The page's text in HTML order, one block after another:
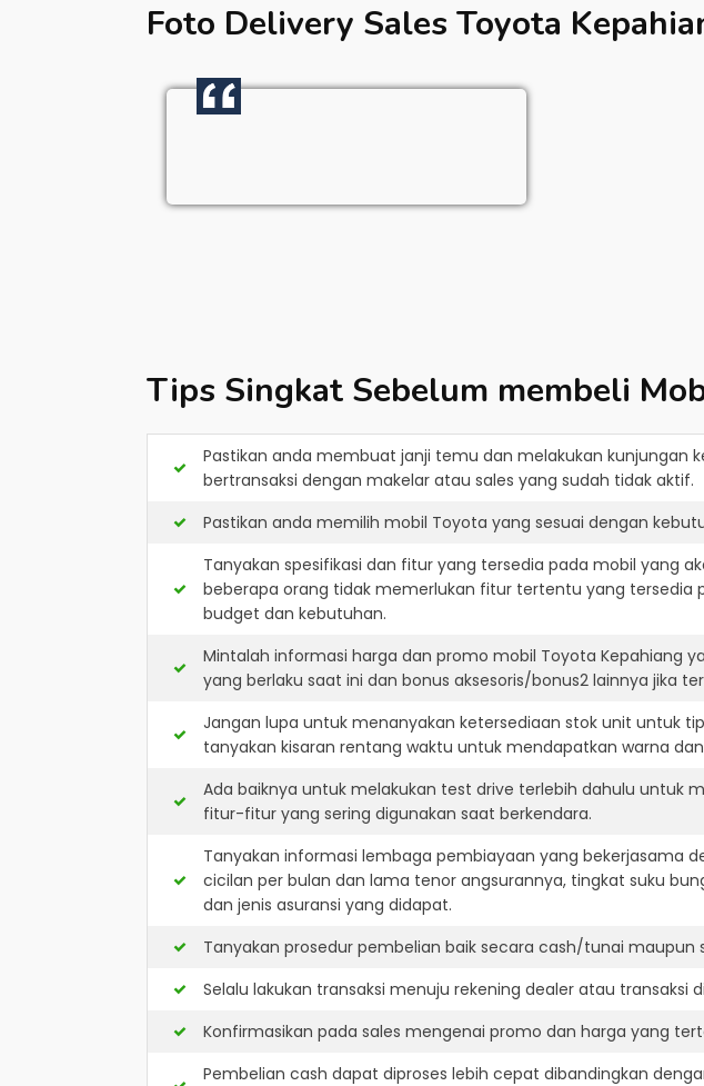
Foto Delivery Sales Toyota
Tips Singkat Sebelum membeli
Pastikan anda membuat janji temu dan melakukan kunjungan
bertransaksi dengan makelar atau sales yang sudah tidak aktif.
Pastikan anda memilih mobil Toyota yang sesuai dengan
Tanyakan spesifikasi dan fitur yang tersedia pada mobil yang
beberapa orang tidak memerlukan fitur tertentu yang
budget dan kebutuhan.
Mintalah informasi harga dan promo mobil Toyota Kepahiang
yang berlaku saat ini dan bonus aksesoris/bonus2 lainnya jika
Jangan lupa untuk menanyakan ketersediaan stok unit untuk
tanyakan kisaran rentang waktu untuk mendapatkan warna
Ada baiknya untuk melakukan test drive terlebih dahulu
fitur-fitur yang sering digunakan saat berkendara.
Tanyakan informasi lembaga pembiayaan yang bekerjasama
cicilan per bulan dan lama tenor angsurannya, tingkat suku
dan jenis asuransi yang didapat.
Tanyakan prosedur pembelian baik secara cash/tunai
Selalu lakukan transaksi menuju rekening dealer atau
Konfirmasikan pada sales mengenai promo dan harga yang
Pembelian cash dapat diproses lebih cepat dibandingkan